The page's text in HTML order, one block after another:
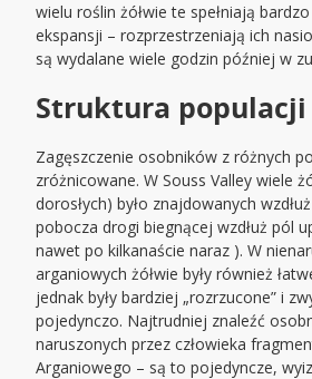
wielu roślin żółwie te spełniają
ekspansji – rozprzestrzeniają ich
są wydalane wiele godzin później w
Struktura populacji
Zagęszczenie osobników z różnych
zróżnicowane. W Souss Valley wiele
dorosłych) było znajdowanych
pobocza drogi biegnącej wzdłuż pól
nawet po kilkanaście naraz ). W
arganiowych żółwie były również
jednak były bardziej „rozrzucone” i
pojedynczo. Najtrudniej znaleźć
naruszonych przez człowieka
Arganiowego – są to pojedyncze,